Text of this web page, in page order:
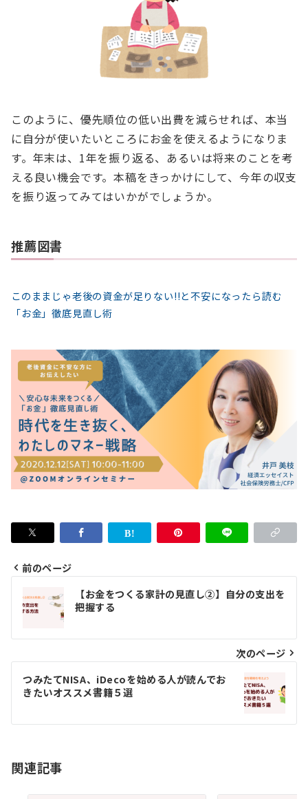
このように、優先順位の低い出費を減らせれば、本当
に自分が使いたいところにお金を使えるようになりま
す。年末は、1年を振り返る、あるいは将来のことを考
える良い機会です。本稿をきっかけにして、今年の収支
を振り返ってみてはいかがでしょうか。
推薦図書
このままじゃ老後の資金が足りない!!と不安になったら読む
「お金」徹底見直し術
稿
ナ
ビ
ゲ
ー
シ
ン
前のページ
【お金をつくる家計の見直し②】自分の支出を
把握する
次のページ
つみたてNISA、iDecoを始める人が読んでお
きたいオススメ書籍５選
関連記事